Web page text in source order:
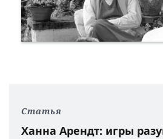
Статья
Ханна Арендт: игры